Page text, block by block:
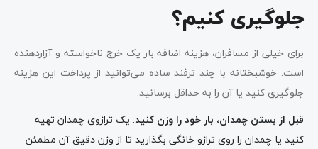
جلوگیری کنیم؟
برای خیلی از مسافران، هزینه اضافه بار یک خرج ناخواسته و آزاردهنده
است. خوشبختانه با چند ترفند ساده می‌توانید از پرداخت این هزینه
جلوگیری کنید یا آن را به حداقل برسانید.
قبل از بستن چمدان، بار خود را وزن کنید. یک ترازو‌ی چمدان تهیه
کنید یا چمدان را روی ترازو خانگی بگذارید تا از وزن دقیق آن مطمئن